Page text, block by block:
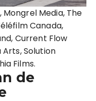
Media, The
Canada,
Current Flow
Solution
Films.
de